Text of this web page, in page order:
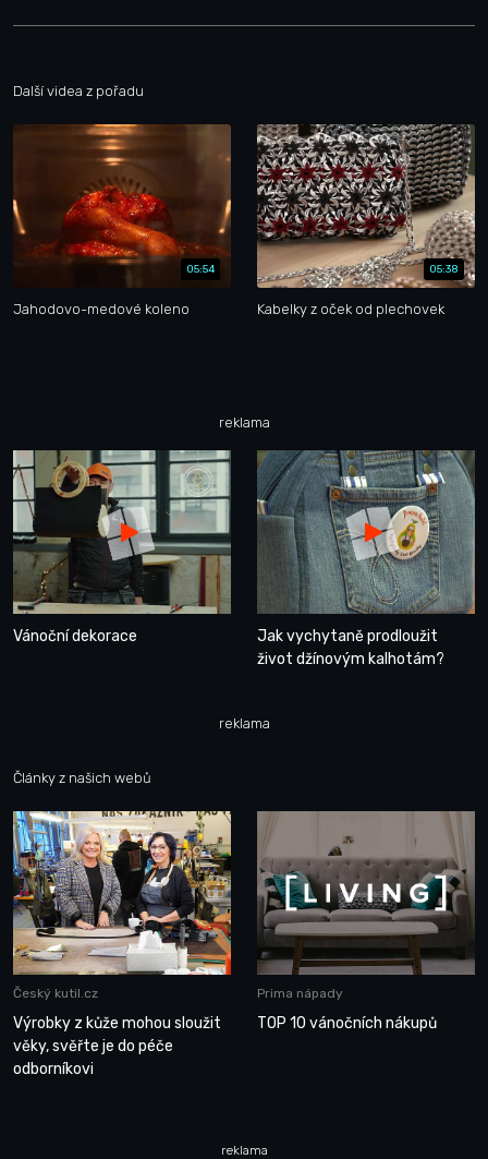
Další videa z pořadu
05:54
Jahodovo-medové koleno
05:38
Kabelky z oček od plechovek
reklama
Vánoční dekorace
Jak vychytaně prodloužit
život džínovým kalhotám?
reklama
Články z našich webů
Český kutil.cz
Výrobky z kůže mohou sloužit
věky, svěřte je do péče
odborníkovi
Prima nápady
TOP 10 vánočních nákupů
reklama